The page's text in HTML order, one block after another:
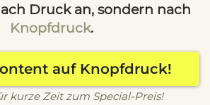
Druck an, sondern nach
Knopfdruck.
auf Knopfdruck!
kurze Zeit zum Special-Preis!